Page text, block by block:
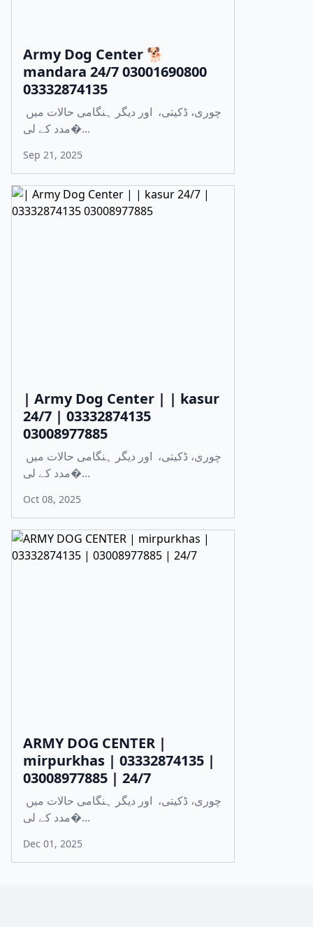
Army Dog Center 🐕
mandara 24/7 03001690800
03332874135
مدد کے لی�...
Sep 21, 2025
| Army Dog Center | | kasur
24/7 | 03332874135
03008977885
مدد کے لی�...
Oct 08, 2025
ARMY DOG CENTER |
mirpurkhas | 03332874135 |
03008977885 | 24/7
مدد کے لی�...
Dec 01, 2025